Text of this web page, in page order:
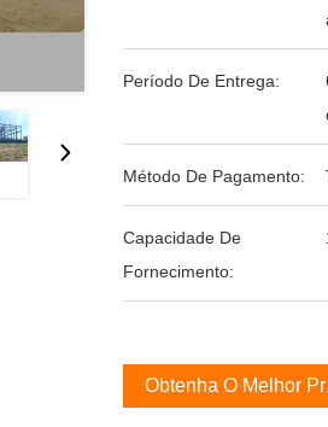
Período De Entrega:
Método De Pagamento:
Capacidade De
Fornecimento:
Obtenha O Melhor